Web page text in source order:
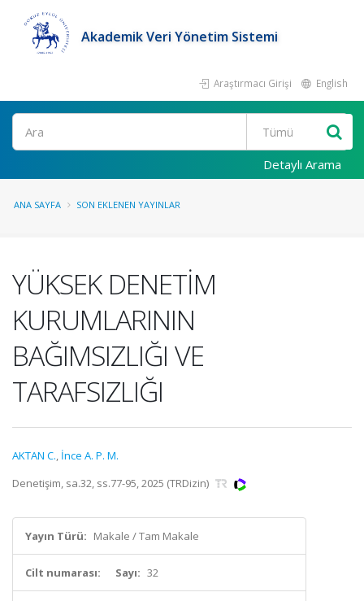
Akademik Veri Yönetim Sistemi
Araştırmacı Girişi English
Ara
Detaylı Arama
ANA SAYFA SON EKLENEN YAYINLAR
YÜKSEK DENETİM
KURUMLARININ
BAĞIMSIZLIĞI VE
TARAFSIZLIĞI
AKTAN C., İnce A. P. M.
Denetişim, sa.32, ss.77-95, 2025 (TRDizin)
Yayın Türü: Makale / Tam Makale
Cilt numarası: Sayı: 32